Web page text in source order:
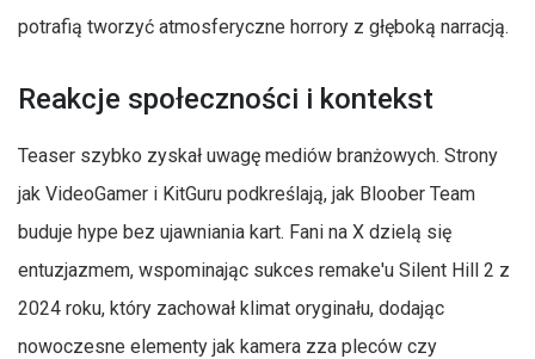
potrafią tworzyć atmosferyczne horrory z głęboką narracją.
Reakcje społeczności i kontekst
Teaser szybko zyskał uwagę mediów branżowych. Strony
jak VideoGamer i KitGuru podkreślają, jak Bloober Team
buduje hype bez ujawniania kart. Fani na X dzielą się
entuzjazmem, wspominając sukces remake'u Silent Hill 2 z
2024 roku, który zachował klimat oryginału, dodając
nowoczesne elementy jak kamera zza pleców czy